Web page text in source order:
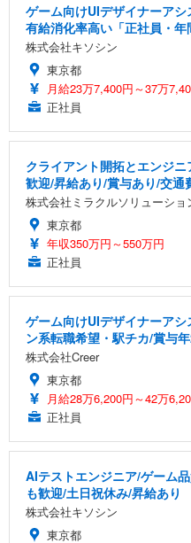
ゲーム向けUIデザイナーア
有給消化率高い「正社員・
株式会社キソシン
東京都
月給23万7,400円～37万
正社員
クライアント開拓とエンジ
歓迎/昇給あり/賞与あり/交通
株式会社ミラクルソリューショ
東京都
年収350万円～550万円
正社員
ゲーム向けUIデザイナーア
ン系転職希望・駅チカ/賞与
株式会社Creer
東京都
月給28万6,200円～42万
正社員
AIテストエンジニア/ゲーム
も歓迎/土日祝休み/昇給あり
株式会社キソシン
東京都